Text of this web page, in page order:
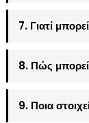
7. Γιατί
8. Πώς
9. Ποια